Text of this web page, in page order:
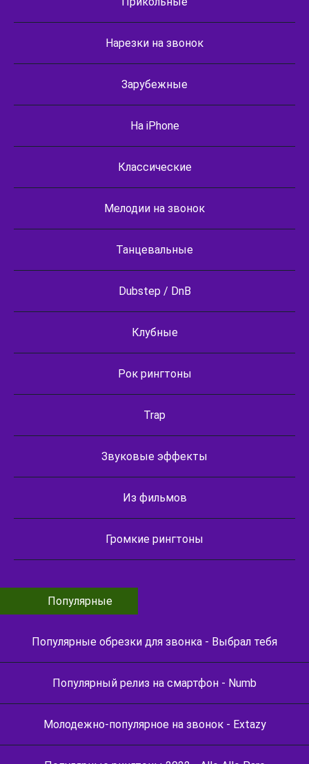
Нарезки на звонок
Зарубежные
На iPhone
Классические
Мелодии на звонок
Танцевальные
Dubstep / DnB
Клубные
Рок рингтоны
Trap
Звуковые эффекты
Из фильмов
Громкие рингтоны
Популярные
Популярные обрезки для звонка - Выбрал тебя
Популярный релиз на смартфон - Numb
Молодежно-популярное на звонок - Extazy